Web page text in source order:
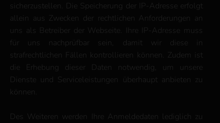
sicherzustellen. Die Speicherung der IP-Adresse erfolgt
allein aus Zwecken der rechtlichen Anforderungen an
uns als Betreiber der Webseite. Ihre IP-Adresse muss
für uns nachprüfbar sein, damit wir diese in
strafrechtlichen Fällen kontrollieren können. Zudem ist
die Erhebung dieser Daten notwendig, um unsere
Dienste und Serviceleistungen überhaupt anbieten zu
können.
Des Weiteren werden Ihre Anmeldedaten lediglich zu